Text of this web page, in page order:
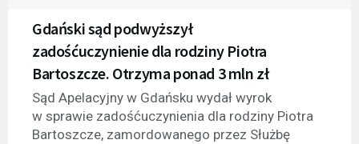
Gdański sąd podwyższył
zadośćuczynienie dla rodziny Piotra
Bartoszcze. Otrzyma ponad 3 mln zł
Sąd Apelacyjny w Gdańsku wydał wyrok
w sprawie zadośćuczynienia dla rodziny Piotra
Bartoszcze, zamordowanego przez Służbę